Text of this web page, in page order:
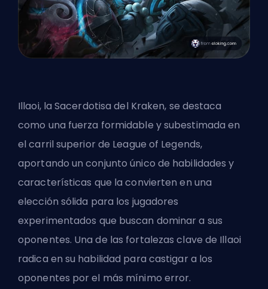
Illaoi, la Sacerdotisa del Kraken, se destaca
como una fuerza formidable y subestimada en
el carril superior de League of Legends,
aportando un conjunto único de habilidades y
características que la convierten en una
elección sólida para los jugadores
experimentados que buscan dominar a sus
oponentes. Una de las fortalezas clave de Illaoi
radica en su habilidad para castigar a los
oponentes por el más mínimo error.